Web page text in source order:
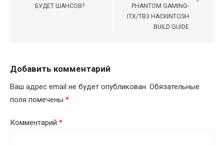
записям
БУДЕТ ШАНСОВ?
PHANTOM GAMING-
ITX/TB3 HACKINTOSH
BUILD GUIDE
Добавить комментарий
Ваш адрес email не будет опубликован. Обязательные
поля помечены *
Комментарий *